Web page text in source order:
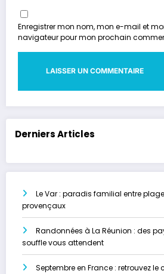
Enregistrer mon nom, mon e-mail et
navigateur pour mon prochain
Derniers Articles
Le Var : paradis familial entre
provençaux
Randonnées à La Réunion : des
souffle vous attendent
Septembre en France : retrouvez